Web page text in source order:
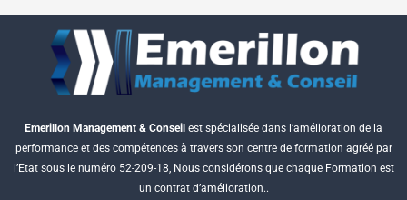
Emerillon Management & Conseil est spécialisée dans l’amélioration de la
performance et des compétences à travers son centre de formation agréé par
l’Etat sous le numéro 52-209-18, Nous considérons que chaque Formation est
un contrat d’amélioration..